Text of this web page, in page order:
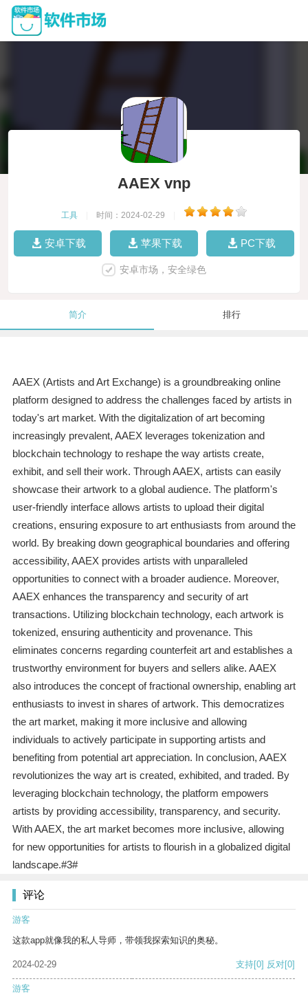
AAEX vnp
工具 时间：2024-02-29
安卓下载 苹果下载 PC下载
安卓市场，安全绿色
简介 排行
AAEX (Artists and Art Exchange) is a groundbreaking online
platform designed to address the challenges faced by artists in
today's art market. With the digitalization of art becoming
increasingly prevalent, AAEX leverages tokenization and
blockchain technology to reshape the way artists create,
exhibit, and sell their work. Through AAEX, artists can easily
showcase their artwork to a global audience. The platform's
user-friendly interface allows artists to upload their digital
creations, ensuring exposure to art enthusiasts from around the
world. By breaking down geographical boundaries and offering
accessibility, AAEX provides artists with unparalleled
opportunities to connect with a broader audience. Moreover,
AAEX enhances the transparency and security of art
transactions. Utilizing blockchain technology, each artwork is
tokenized, ensuring authenticity and provenance. This
eliminates concerns regarding counterfeit art and establishes a
trustworthy environment for buyers and sellers alike. AAEX
also introduces the concept of fractional ownership, enabling art
enthusiasts to invest in shares of artwork. This democratizes
the art market, making it more inclusive and allowing
individuals to actively participate in supporting artists and
benefiting from potential art appreciation. In conclusion, AAEX
revolutionizes the way art is created, exhibited, and traded. By
leveraging blockchain technology, the platform empowers
artists by providing accessibility, transparency, and security.
With AAEX, the art market becomes more inclusive, allowing
for new opportunities for artists to flourish in a globalized digital
landscape.#3#
评论
游客
这款app就像我的私人导师，带领我探索知识的奥秘。
2024-02-29 支持[0] 反对[0]
游客